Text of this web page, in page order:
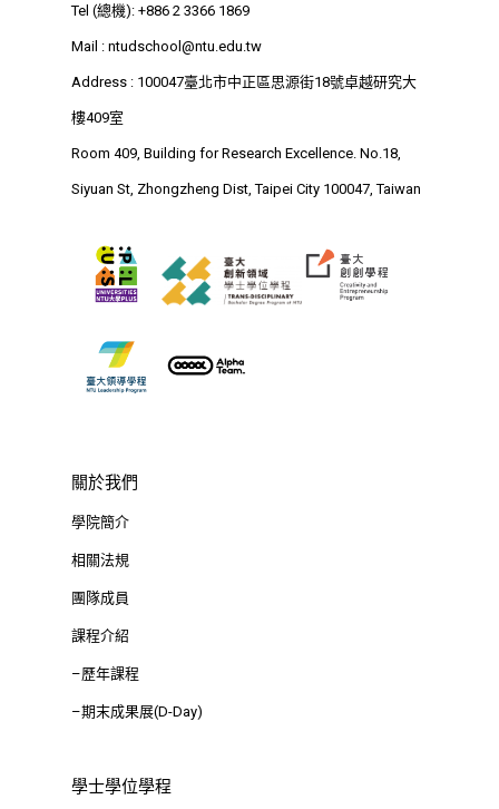
Tel (總機): +886 2 3366 1869
Mail : ntudschool@ntu.edu.tw
Address : 100047臺北市中正區思源街18號卓越研究大
樓409室
Room 409, Building for Research Excellence. No.18,
Siyuan St, Zhongzheng Dist, Taipei City 100047, Taiwan
關於我們
學院簡介
相關法規
團隊成員
課程介紹
–歷年課程
–期末成果展(D-Day)
學士學位學程